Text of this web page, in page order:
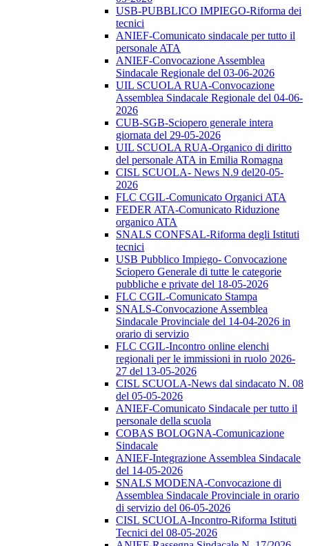
USB-PUBBLICO IMPIEGO-Riforma dei
tecnici
ANIEF-Comunicato sindacale per tutto il
personale ATA
ANIEF-Convocazione Assemblea
Sindacale Regionale del 03-06-2026
UIL SCUOLA RUA-Convocazione
Assemblea Sindacale Regionale del 04-06-
2026
CUB-SGB-Sciopero generale intera
giornata del 29-05-2026
UIL SCUOLA RUA-Organico di diritto
del personale ATA in Emilia Romagna
CISL SCUOLA- News N.9 del20-05-
2026
FLC CGIL-Comunicato Organici ATA
FEDER ATA-Comunicato Riduzione
organico ATA
SNALS CONFSAL-Riforma degli Istituti
tecnici
USB Pubblico Impiego- Convocazione
Sciopero Generale di tutte le categorie
pubbliche e private del 18-05-2026
FLC CGIL-Comunicato Stampa
SNALS-Convocazione Assemblea
Sindacale Provinciale del 14-04-2026 in
orario di servizio
FLC CGIL-Incontro online elenchi
regionali per le immissioni in ruolo 2026-
27 del 13-05-2026
CISL SCUOLA-News dal sindacato N. 08
del 05-05-2026
ANIEF-Comunicato Sindacale per tutto il
personale della scuola
COBAS BOLOGNA-Comunicazione
Sindacale
ANIEF-Integrazione Assemblea Sindacale
del 14-05-2026
SNALS MODENA-Convocazione di
Assemblea Sindacale Provinciale in orario
di servizio del 06-05-2026
CISL SCUOLA-Incontro-Riforma Istituti
Tecnici del 08-05-2026